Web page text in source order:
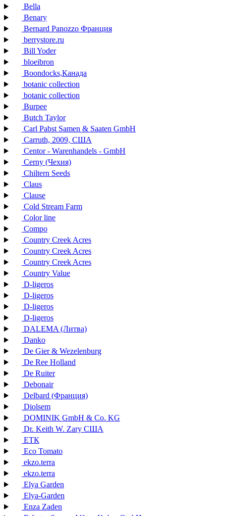
Bella
Benary
Bernard Panozzo Франция
berrystore.ru
Bill Yoder
bloeibron
Boondocks,Канада
botanic collection
botanic collection
Burpee
Butch Taylor
Carl Pabst Samen & Saaten GmbH
Carruth, 2009, США
Centor - Warenhandels - GmbH
Cerny (Чехия)
Chiltern Seeds
Claus
Clause
Cold Stream Farm
Color line
Compo
Country Creek Acres
Country Creek Acres
Country Creek Acres
Country Value
D-ligeros
D-ligeros
D-ligeros
D-ligeros
DALEMA (Литва)
Danko
De Gier & Wezelenburg
De Ree Holland
De Ruiter
Debonair
Delbard (Франция)
Diolsem
DOMINIK GmbH & Co. KG
Dr. Keith W. Zary США
EТК
Eco Tomato
ekzo.terra
ekzo.terra
Elya Garden
Elya-Garden
Enza Zaden